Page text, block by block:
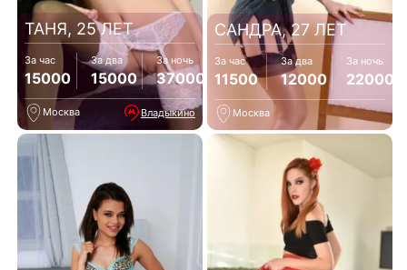
ТАНЯ, 25 ЛЕТ
За час
15000
За два
15000
За ночь
37000
Москва Владыкино
САНДРА, 27 ЛЕТ
За час
11500
За два
12000
За ночь
22000
Москва